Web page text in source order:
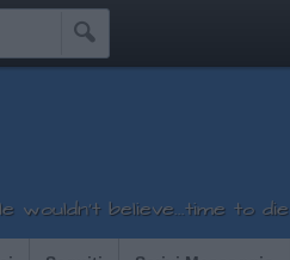

wouldn't believe...time to die